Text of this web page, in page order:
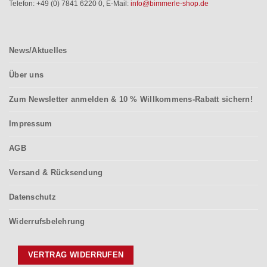
Telefon: +49 (0) 7841 6220 0, E-Mail: info@bimmerle-shop.de
News/Aktuelles
Über uns
Zum Newsletter anmelden & 10 % Willkommens-Rabatt sichern!
Impressum
AGB
Versand & Rücksendung
Datenschutz
Widerrufsbelehrung
VERTRAG WIDERRUFEN